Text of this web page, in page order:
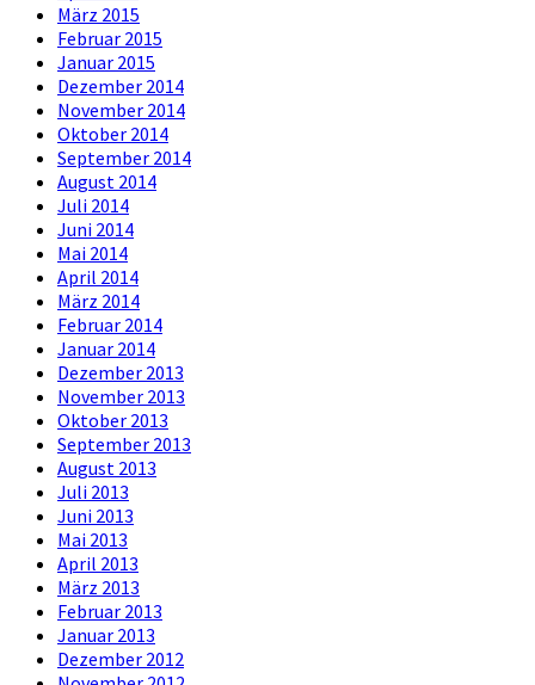
März 2015
Februar 2015
Januar 2015
Dezember 2014
November 2014
Oktober 2014
September 2014
August 2014
Juli 2014
Juni 2014
Mai 2014
April 2014
März 2014
Februar 2014
Januar 2014
Dezember 2013
November 2013
Oktober 2013
September 2013
August 2013
Juli 2013
Juni 2013
Mai 2013
April 2013
März 2013
Februar 2013
Januar 2013
Dezember 2012